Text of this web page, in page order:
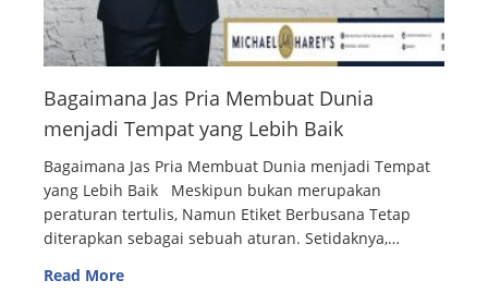
Bagaimana Jas Pria Membuat Dunia
menjadi Tempat yang Lebih Baik
Bagaimana Jas Pria Membuat Dunia menjadi Tempat
yang Lebih Baik Meskipun bukan merupakan
peraturan tertulis, Namun Etiket Berbusana Tetap
diterapkan sebagai sebuah aturan. Setidaknya,…
Read More